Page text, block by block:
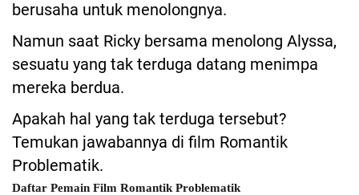
berusaha untuk menolongnya.
Namun saat Ricky bersama menolong Alyssa,
sesuatu yang tak terduga datang menimpa
mereka berdua.
Apakah hal yang tak terduga tersebut?
Temukan jawabannya di film Romantik
Problematik.
Daftar Pemain Film Romantik Problematik